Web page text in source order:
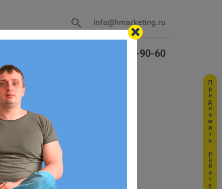
info@hmarketing.ru
+7 (925) 464-90-60
ответ
с учетом
Предложить работу